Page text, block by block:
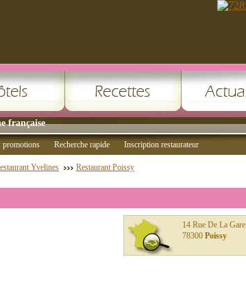
française
promotions Recherche rapide Inscription restaurateur
Yvelines Restaurant Poissy
14 Rue De La Gare
78300 Poissy